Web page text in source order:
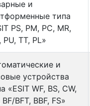
и
типа
PS, PM, PC, MR,
PU, TT, PL»
и
устройства
«ESIT WF, BS, CW,
BF/BFT, BBF, FS»